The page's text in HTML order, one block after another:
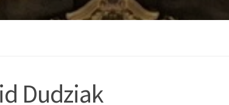
Dudziak